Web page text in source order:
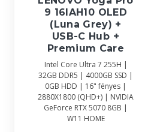
9 16IAH10 OLED
(Luna Grey) +
USB-C Hub +
Premium Care
Intel Core Ultra 7 255H |
32GB DDR5 | 4000GB SSD |
0GB HDD | 16" fényes |
2880X1800 (QHD+) | NVIDIA
GeForce RTX 5070 8GB |
W11 HOME